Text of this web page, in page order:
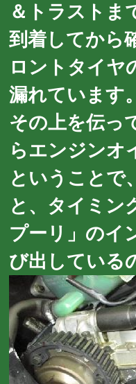
＆トラストま
到着してから
ロントタイヤ
漏れています
その上を伝っ
らエンジンオ
ということで
と、タイミン
プーリ」のイ
び出している